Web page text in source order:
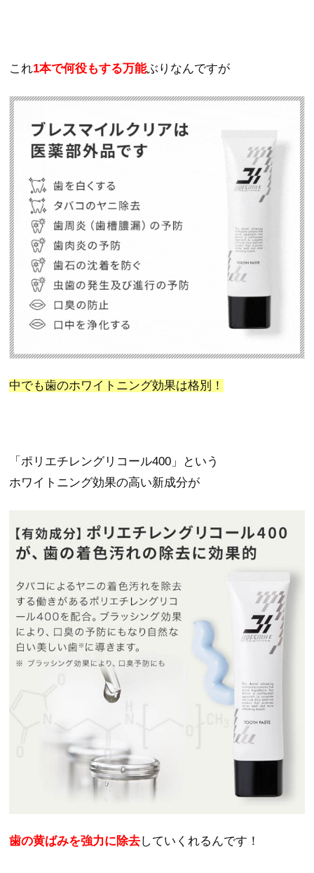
これ1本で何役もする万能ぶりなんですが
中でも歯のホワイトニング効果は格別！
「ポリエチレングリコール400」という
ホワイトニング効果の高い新成分が
歯の黄ばみを強力に除去していくれるんです！